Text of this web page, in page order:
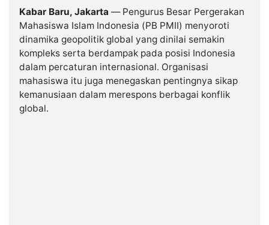
Kabarbaru.co
Kabar Baru, Jakarta — Pengurus Besar Pergerakan
Mahasiswa Islam Indonesia (PB PMII) menyoroti
dinamika geopolitik global yang dinilai semakin
kompleks serta berdampak pada posisi Indonesia
dalam percaturan internasional. Organisasi
mahasiswa itu juga menegaskan pentingnya sikap
kemanusiaan dalam merespons berbagai konflik
global.